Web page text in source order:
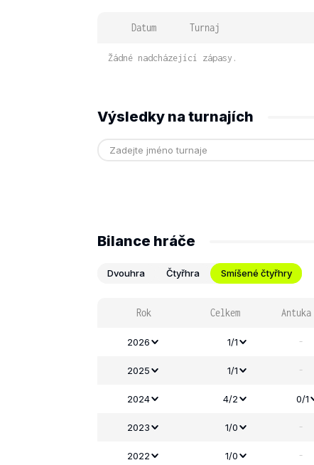
Datum Turnaj
Žádné nadcházející zápasy.
Výsledky na turnajích
Bilance hráče
Dvouhra Čtyřhra Smíšené čtyřhry
Rok Celkem Antuka
2026 1/1 -
2025 1/1 -
2024 4/2 0/1
2023 1/0 -
2022 1/0 -